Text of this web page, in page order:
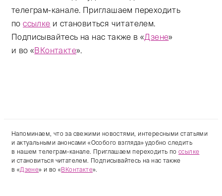
телеграм-канале. Приглашаем переходить
поссылке и становиться читателем.
Подписывайтесь на нас также в «Дзене»
и во «ВКонтакте».
Напоминаем, что за свежими новостями, интересными статьями
и актуальными анонсами «Особого взгляда» удобно следить
в нашем телеграм-канале. Приглашаем переходить по ссылке
и становиться читателем. Подписывайтесь на нас также
в «Дзене» и во «ВКонтакте».